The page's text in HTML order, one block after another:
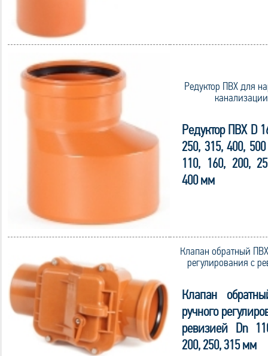
Редуктор ПВХ для
канализации
Редуктор ПВХ D
250, 315, 400,
110, 160, 200,
400 мм
Клапан обратный
регулирования с
Клапан
ручного
ревизией Dn
200, 250, 315 мм